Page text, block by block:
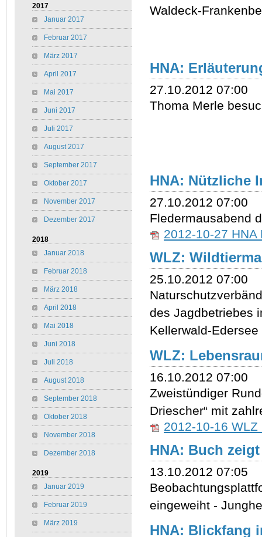
2017
Januar 2017
Februar 2017
März 2017
April 2017
Mai 2017
Juni 2017
Juli 2017
August 2017
September 2017
Oktober 2017
November 2017
Dezember 2017
2018
Januar 2018
Februar 2018
März 2018
April 2018
Mai 2018
Juni 2018
Juli 2018
August 2018
September 2018
Oktober 2018
November 2018
Dezember 2018
2019
Januar 2019
Februar 2019
März 2019
Waldeck-
HNA:
27.10.2012 07:00
Thoma Merle
HNA: Nützliche
27.10.2012 07:00
Fledermausabend
2012-10-27
WLZ:
25.10.2012 07:00
des Jagdbetriebes
Kellerwald-Edersee
WLZ:
16.10.2012 07:00
Zweistündiger
Driescher“ mit
2012-10-16
HNA: Buch
13.10.2012 07:05
eingeweiht -
HNA: Blickfang